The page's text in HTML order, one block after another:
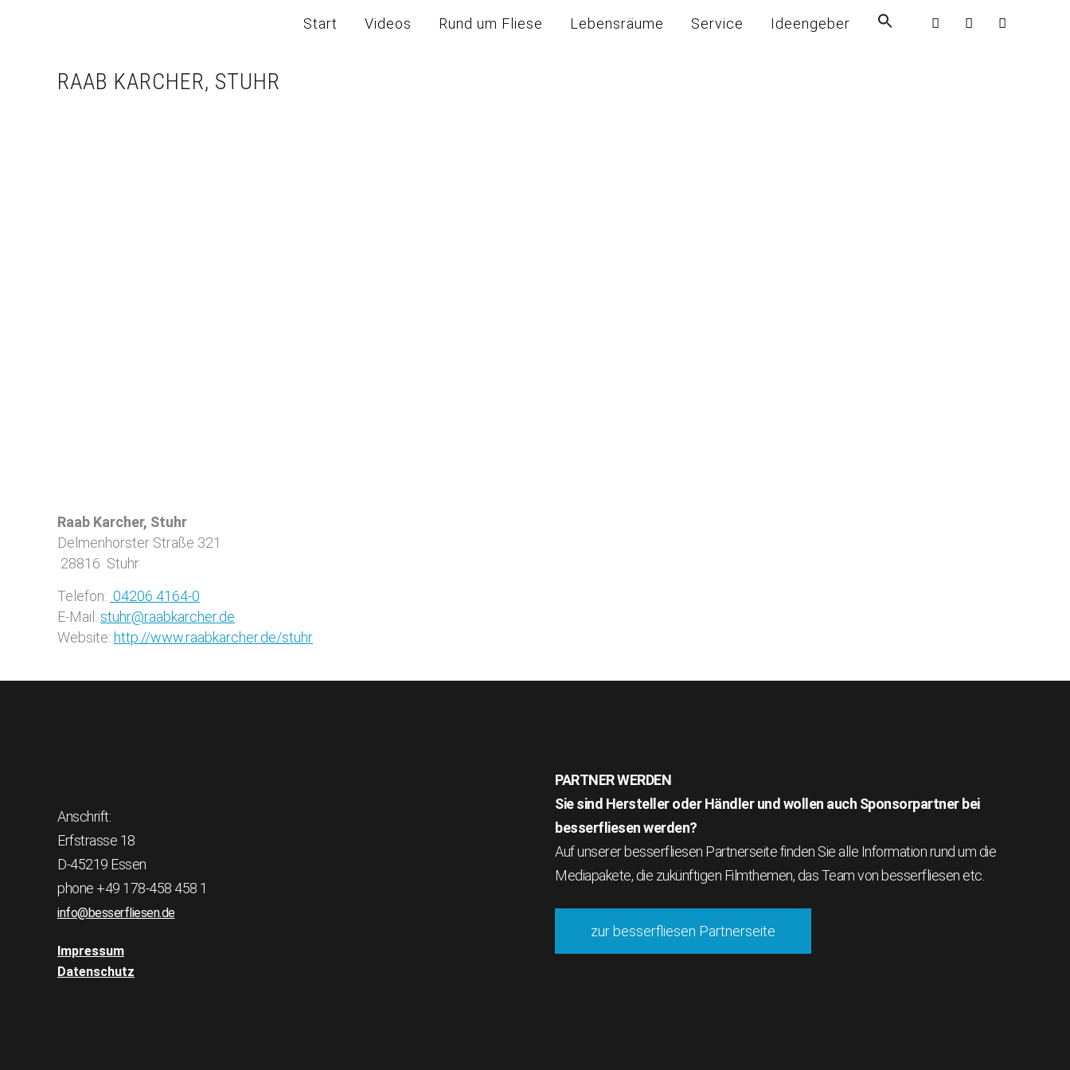
Start Videos Rund um Fliese Lebensräume Service Ideengeber
RAAB KARCHER, STUHR
Raab Karcher, Stuhr
Delmenhorster Straße 321
28816 Stuhr
Telefon: 04206 4164-0
E-Mail: stuhr@raabkarcher.de
Website: http://www.raabkarcher.de/stuhr
Anschrift:
Erfstrasse 18
D-45219 Essen
phone +49 178-458 458 1
info@besserfliesen.de
Impressum
Datenschutz
PARTNER WERDEN
Sie sind Hersteller oder Händler und wollen auch Sponsorpartner bei
besserfliesen werden?
Auf unserer besserfliesen Partnerseite finden Sie alle Information rund um die
Mediapakete, die zukünftigen Filmthemen, das Team von besserfliesen etc.
zur besserfliesen Partnerseite